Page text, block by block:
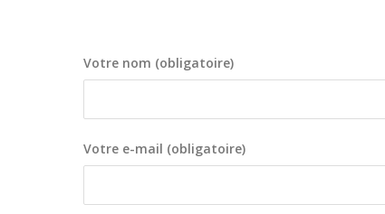
Votre nom (obligatoire)
Votre e-mail (obligatoire)